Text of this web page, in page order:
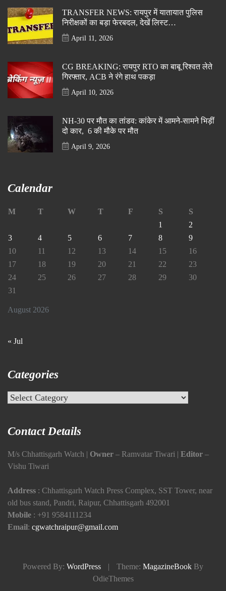
TRANSFER NEWS: रायपुर में यातायात पुलिस
निरीक्षकों का बड़ा फेरबदल, देखें लिस्ट…
April 11, 2026
CG BREAKING: रायपुर RTO का बाबू रिश्वत लेते
गिरफ्तार, ACB ने रंगे हाथ पकड़ा
April 10, 2026
NH-30 पर मौत का तांडव: कांकेर में आमने-सामने भिड़ीं
दो कार, 6 की मौके पर मौत
April 9, 2026
Calendar
August 2026
M T W T F S
S
1
2
3
4 5 6 7 8
9
10
11 12 13 14 15
16
17
18 19 20 21 22
23
24
25 26 27 28 29
30
31
« Jul
Categories
Categories
Contact Details
M/s Chhattisgarh Watch | Owner – Ramvatar Tiwari | Editor –
Vishu Tiwari
Address : Chhattisgarh Watch Press Complex, SST Tower, near
old bus stand, Pandri, Raipur, Chhattisgarh 492001
Mobile : +91 9584111234
Email: cgwatchraipur@gmail.com
Powered By: WordPress | Theme: MagazineBook By
OdieThemes